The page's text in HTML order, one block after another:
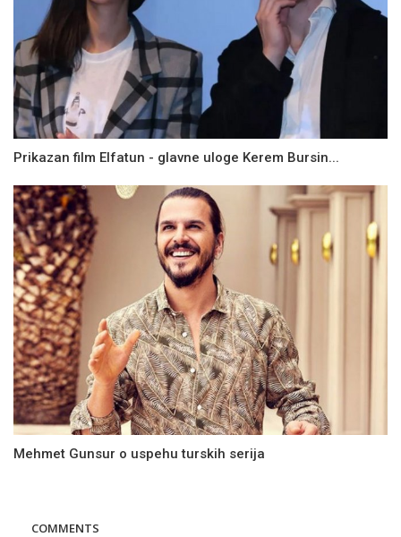
Prikazan film Elfatun - glavne uloge Kerem Bursin...
Mehmet Gunsur o uspehu turskih serija
COMMENTS